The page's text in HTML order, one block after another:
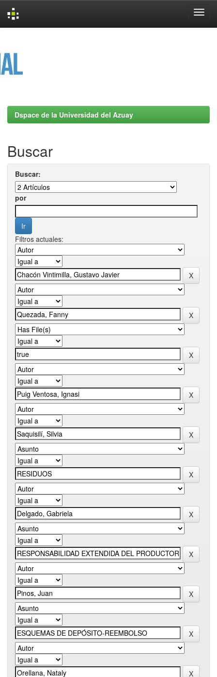
Dspace de la Universidad del Azuay
Buscar
Buscar:
por
Filtros actuales: